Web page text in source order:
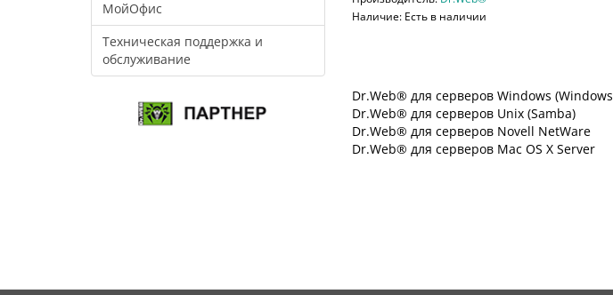
МойОфис
Техническая поддержка и
обслуживание
Наличие: Есть в наличии
Dr.Web® для серверов Windows
Dr.Web® для серверов Unix (Samba)
Dr.Web® для серверов Novell NetWare
Dr.Web® для серверов Mac OS X Server